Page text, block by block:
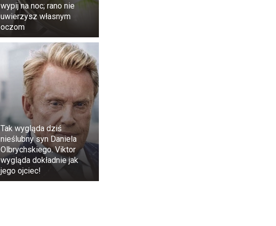
wypij na noc; rano nie
uwierzysz własnym
oczom
Tak wygląda dziś
nieślubny syn Daniela
Olbrychskiego. Viktor
wygląda dokładnie jak
jego ojciec!